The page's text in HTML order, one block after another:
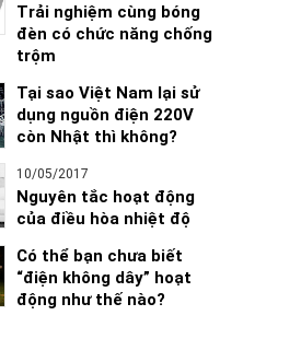
Trải nghiệm cùng bóng
đèn có chức năng chống
trộm
Tại sao Việt Nam lại sử
dụng nguồn điện 220V
còn Nhật thì không?
10/05/2017
Nguyên tắc hoạt động
của điều hòa nhiệt độ
Có thể bạn chưa biết
“điện không dây” hoạt
động như thế nào?